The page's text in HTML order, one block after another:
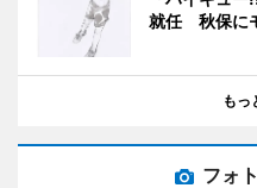
就任 秋保に
もっ
フォ